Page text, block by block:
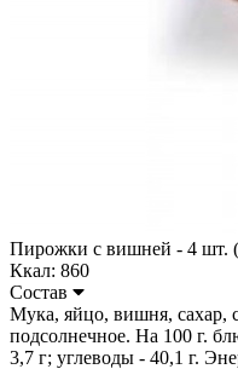
Пирожки с вишней - 4 шт.
Ккал: 860
Состав
Мука, яйцо, вишня, сахар,
подсолнечное. На 100 г.
3,7 г; углеводы - 40,1 г.